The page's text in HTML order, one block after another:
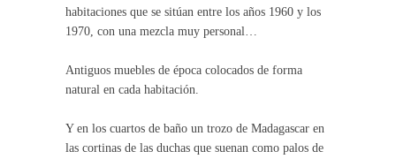
habitaciones que se sitúan entre los años 1960 y los
1970, con una mezcla muy personal…
Antiguos muebles de época colocados de forma
natural en cada habitación.
Y en los cuartos de baño un trozo de Madagascar en
las cortinas de las duchas que suenan como palos de